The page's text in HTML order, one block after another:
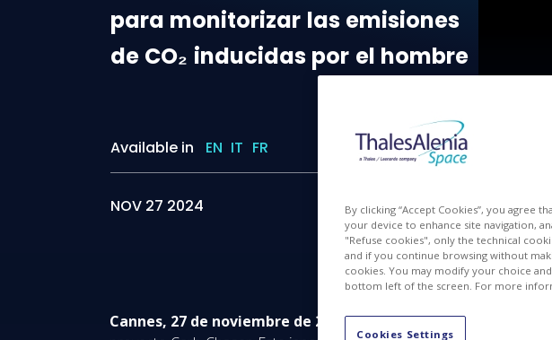
para monitorizar las emisiones
de CO₂ inducidas por el hombre
Available in EN IT FR IMG PDF
NOV 27 2024
Cannes, 27 de noviembre de 2024– Thales Alenia Space, la
By clicking “Accept Cookies”, you agree
your device to enhance site navigation,
"Refuse cookies", only the technical
and if you continue browsing without
cookies. You may modify your choice
bottom left of the screen. For more
Cookies Settings